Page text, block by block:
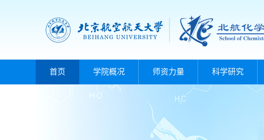
首页 学院概况 师资力量 科学研究